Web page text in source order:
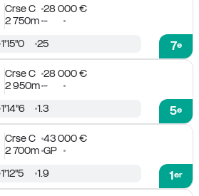
Crse C
28 000 €
2 750m -
7e
1'15''0 25
Crse C
28 000 €
2 950m -
5e
1'14''6 1.3
Crse C
43 000 €
2 700m GP
1er
1'12''5 1.9